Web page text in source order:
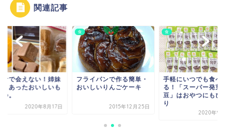
関連記事
ナで会えない！姉妹
りあったおいしいも
。
2020年8月17日
食
フライパンで作る簡単・
おいしいりんごケーキ
2015年12月25日
食
手軽にいつでも食べ
る！「スーパー発芽
豆」はおやつにもぴ
り
2020年9